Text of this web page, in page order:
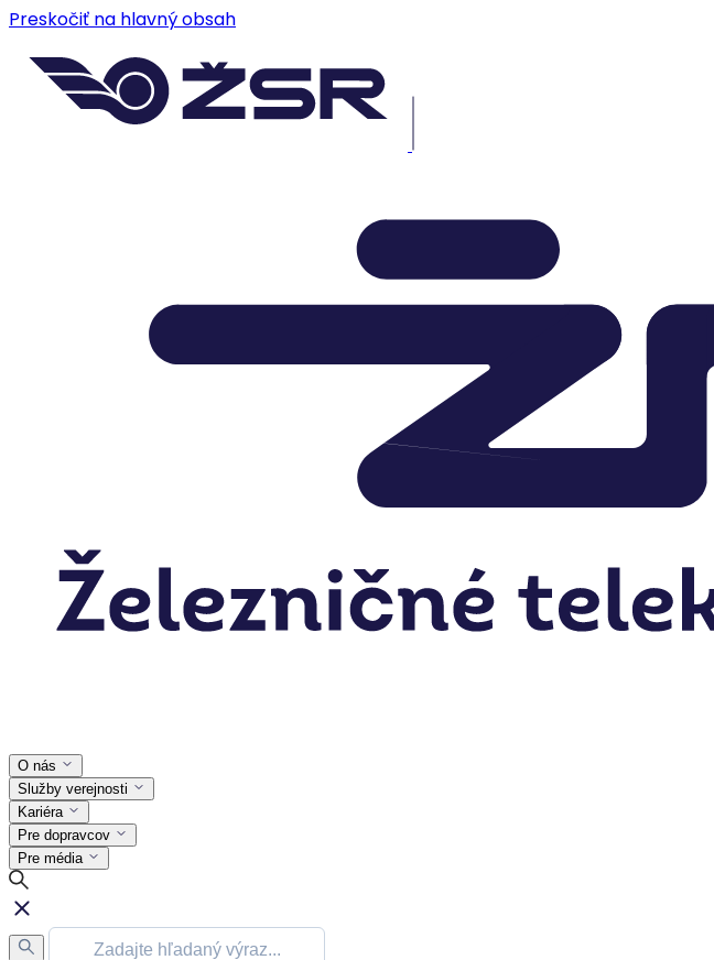
Preskočiť na hlavný obsah
O nás
Služby verejnosti
Kariéra
Pre dopravcov
Pre média